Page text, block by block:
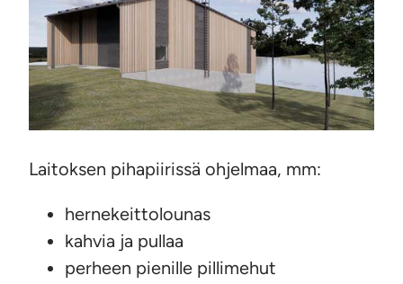
Laitoksen pihapiirissä ohjelmaa, mm:
hernekeittolounas
kahvia ja pullaa
perheen pienille pillimehut